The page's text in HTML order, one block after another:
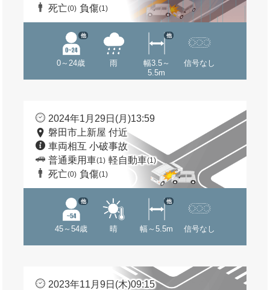
死亡(0) 負傷(1)
0～24歳
他
雨
幅3.5～
5.5m
他
信号なし
2024年1月29日(月)13:59
磐田市上新屋 付近
車両相互 小破事故
普通乗用車(1) 軽自動車(1)
死亡(0) 負傷(1)
45～54歳
他
晴 幅～5.5m
他
信号なし
2023年11月9日(木)09:15